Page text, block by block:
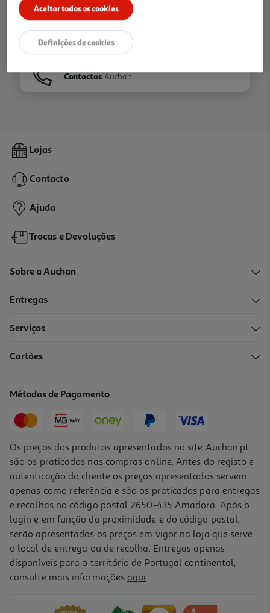
Folhetos
Contactos Auchan
Lojas
Contacto
Ajuda
Trocas e Devoluções
Sobre a Auchan
Entregas
Serviços
Cartões
Métodos de Pagamento
Os preços dos produtos apresentados no site Auchan.pt
são os praticados nas compras online. Antes do registo e
autenticação do cliente os preços apresentados servem
apenas como referência e são os praticados para entregas
e recolhas no código postal 2650-435 Amadora. Após o
login e em função da proximidade e do código postal,
serão apresentados os preços em vigor na loja que serve
o local de entrega ou de recolha. Entregas apenas
disponíveis para o território de Portugal continental,
consulte mais informações aqui.
Aceitar todos os cookies
Definições de cookies